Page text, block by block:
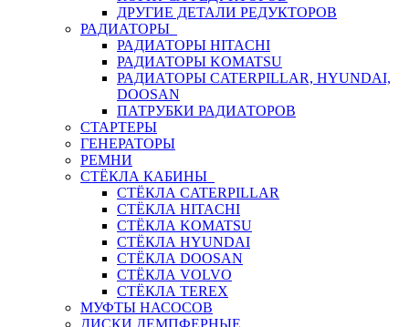
ДРУГИЕ ДЕТАЛИ РЕДУКТОРОВ
РАДИАТОРЫ
РАДИАТОРЫ HITACHI
РАДИАТОРЫ KOMATSU
РАДИАТОРЫ CATERPILLAR, HYUNDAI,
DOOSAN
ПАТРУБКИ РАДИАТОРОВ
СТАРТЕРЫ
ГЕНЕРАТОРЫ
РЕМНИ
СТЁКЛА КАБИНЫ
СТЁКЛА CATERPILLAR
СТЁКЛА HITACHI
СТЁКЛА KOMATSU
СТЁКЛА HYUNDAI
СТЁКЛА DOOSAN
СТЁКЛА VOLVO
СТЁКЛА TEREX
МУФТЫ НАСОСОВ
ДИСКИ ДЕМПФЕРНЫЕ